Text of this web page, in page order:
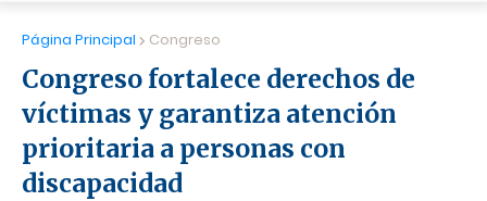
Página Principal Congreso
Congreso fortalece derechos de
víctimas y garantiza atención
prioritaria a personas con
discapacidad